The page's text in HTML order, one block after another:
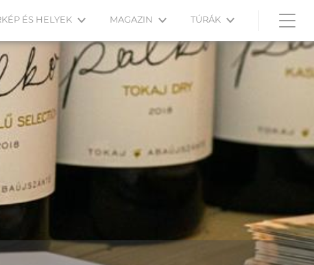
ÉS HELYEK MAGAZIN TÚRÁK